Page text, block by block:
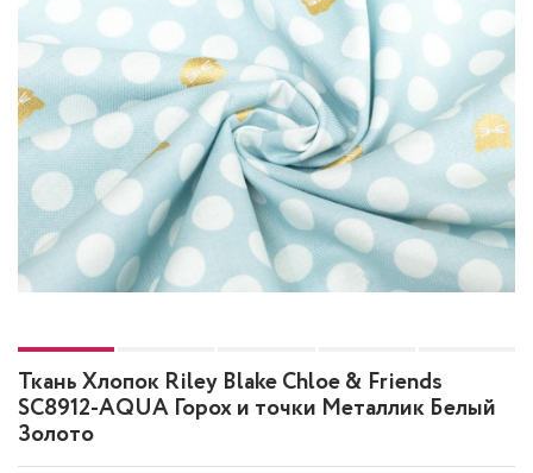
Ткань Хлопок Riley Blake Chloe & Friends
SC8912-AQUA Горох и точки Металлик Белый
Золото